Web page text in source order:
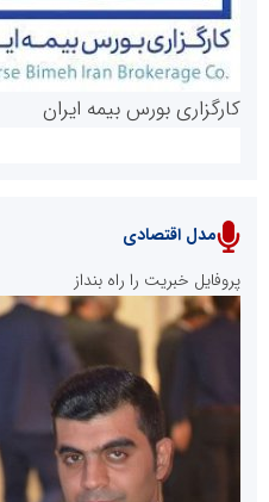
پایگاه خبری نهضت ملی مسکن
کارگزاری بورس بیمه ایران
سازمان بورس و اوراق بهادار
مرجع اخبار موثق در بازارسرمایه
مدل اقتصادی
پروفایل خبریت را راه بنداز